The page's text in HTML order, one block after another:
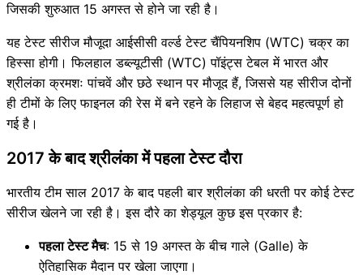
जिसकी शुरुआत 15 अगस्त से होने जा रही है।
यह टेस्ट सीरीज मौजूदा आईसीसी वर्ल्ड टेस्ट चैंपियनशिप (WTC) चक्र का
हिस्सा होगी। फिलहाल डब्ल्यूटीसी (WTC) पॉइंट्स टेबल में भारत और
श्रीलंका क्रमशः पांचवें और छठे स्थान पर मौजूद हैं, जिससे यह सीरीज दोनों
ही टीमों के लिए फाइनल की रेस में बने रहने के लिहाज से बेहद महत्वपूर्ण हो
गई है।
2017 के बाद श्रीलंका में पहला टेस्ट दौरा
भारतीय टीम साल 2017 के बाद पहली बार श्रीलंका की धरती पर कोई टेस्ट
सीरीज खेलने जा रही है। इस दौरे का शेड्यूल कुछ इस प्रकार है:
पहला टेस्ट मैच: 15 से 19 अगस्त के बीच गाले (Galle) के
ऐतिहासिक मैदान पर खेला जाएगा।